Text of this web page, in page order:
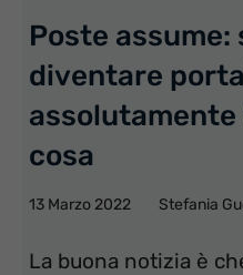
Poste assume:
diventare
cosa
13 Marzo 2022 Stefania
La buona notizia è